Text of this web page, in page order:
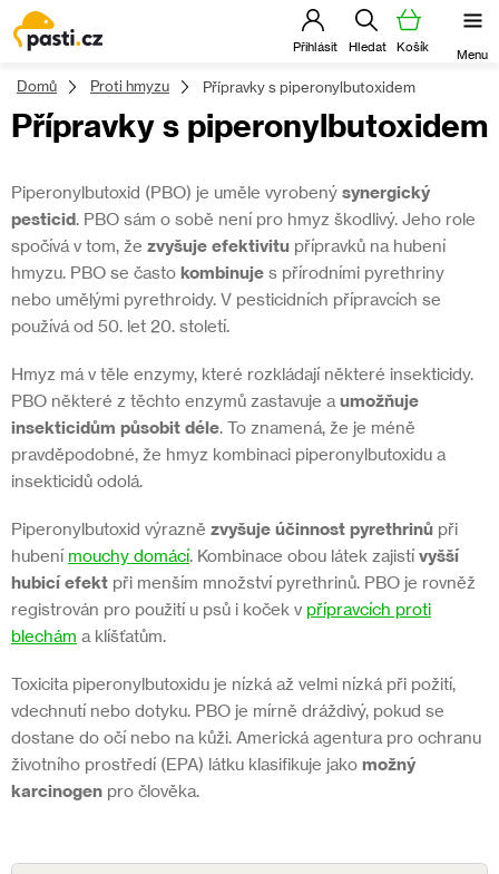
Přejít
na
obsah
Domů Proti hmyzu Přípravky s piperonylbutoxidem
Přípravky s piperonylbutoxidem
Piperonylbutoxid (PBO) je uměle vyrobený synergický
pesticid. PBO sám o sobě není pro hmyz škodlivý. Jeho role
spočívá v tom, že zvyšuje efektivitu přípravků na hubení
hmyzu. PBO se často kombinuje s přírodními pyrethriny
nebo umělými pyrethroidy. V pesticidních přípravcích se
používá od 50. let 20. století.
Hmyz má v těle enzymy, které rozkládají některé insekticidy.
PBO některé z těchto enzymů zastavuje aumožňuje
insekticidům působit déle. To znamená, že je méně
pravděpodobné, že hmyz kombinaci piperonylbutoxidu a
insekticidů odolá.
Piperonylbutoxid výrazně zvyšuje účinnost pyrethrinů při
hubení mouchy domácí. Kombinace obou látek zajistívyšší
hubicí efekt při menším množství pyrethrinů. PBO je rovněž
registrován pro použití u psů i koček v přípravcích proti
blechám a klíšťatům.
Toxicita piperonylbutoxidu je nízká až velmi nízká při požití,
vdechnutí nebo dotyku. PBO je mírně dráždivý, pokud se
dostane do očí nebo na kůži. Americká agentura pro ochranu
životního prostředí (EPA) látku klasifikuje jako možný
karcinogen pro člověka.